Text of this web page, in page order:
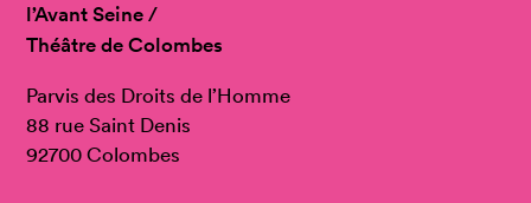
l’Avant Seine /
Théâtre de Colombes
Parvis des Droits de l’Homme
88 rue Saint Denis
92700 Colombes